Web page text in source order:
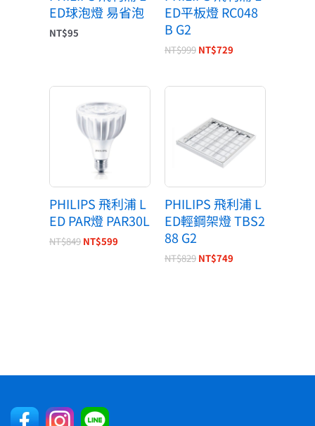
ED球泡燈 易省泡
NT$95
ED平板燈 RC048
B G2
NT$999 NT$729
PHILIPS 飛利浦 L
ED PAR燈 PAR30L
NT$849
原
始
價
格：
NT$849。
NT$599
目
前
價
格：
NT$599。
PHILIPS 飛利浦 L
ED輕鋼架燈 TBS2
88 G2
NT$829
原
格：
NT$829。
NT$749
目
格：
NT$749。